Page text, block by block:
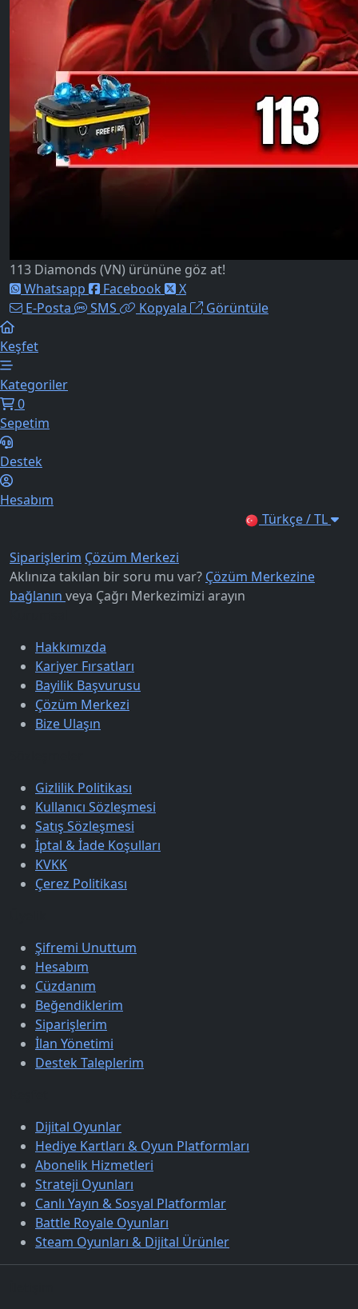
113 Diamonds (VN) ürününe göz at!
Whatsapp
Facebook
X
E-Posta
SMS Kopyala Görüntüle
Keşfet
Kategoriler
0
Sepetim
Destek
Hesabım
Türkçe / TL
Siparişlerim Çözüm Merkezi
Aklınıza takılan bir soru mu var? Çözüm Merkezine
bağlanın veya Çağrı Merkezimizi arayın
Hakkımızda
Kariyer Fırsatları
Bayilik Başvurusu
Çözüm Merkezi
Bize Ulaşın
Gizlilik Politikası
Kullanıcı Sözleşmesi
Satış Sözleşmesi
İptal & İade Koşulları
KVKK
Çerez Politikası
Şifremi Unuttum
Hesabım
Cüzdanım
Beğendiklerim
Siparişlerim
İlan Yönetimi
Destek Taleplerim
Dijital Oyunlar
Hediye Kartları & Oyun Platformları
Abonelik Hizmetleri
Strateji Oyunları
Canlı Yayın & Sosyal Platformlar
Battle Royale Oyunları
Steam Oyunları & Dijital Ürünler